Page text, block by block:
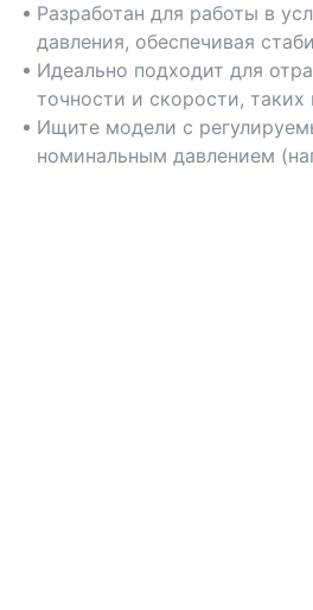
Разработан для работы в
давления, обеспечивая
мощность для
применений, таких как
производственное
Идеально подходит для
точности и скорости,
сборочные линии и
техники.
Ищите модели с
номинальным давлением